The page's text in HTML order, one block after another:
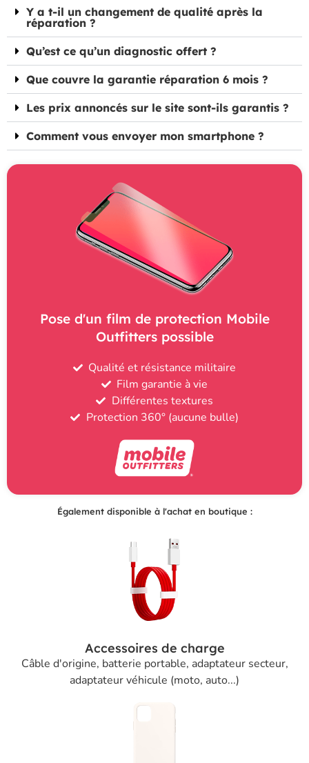
Y a t-il un changement de qualité après la
réparation ?
Qu’est ce qu’un diagnostic offert ?
Que couvre la garantie réparation 6 mois ?
Les prix annoncés sur le site sont-ils garantis ?
Comment vous envoyer mon smartphone ?
Pose d'un film de protection Mobile
Outfitters possible
Qualité et résistance militaire
Film garantie à vie
Différentes textures
Protection 360° (aucune bulle)
Également disponible à l'achat en boutique :
Accessoires de charge
Câble d'origine, batterie portable, adaptateur secteur,
adaptateur véhicule (moto, auto...)